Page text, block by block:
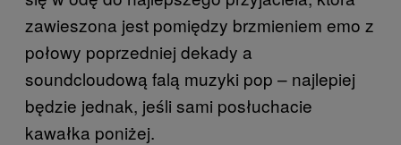
zawieszona jest pomiędzy brzmieniem emo z
połowy poprzedniej dekady a
soundcloudową falą muzyki pop – najlepiej
będzie jednak, jeśli sami posłuchacie
kawałka poniżej.